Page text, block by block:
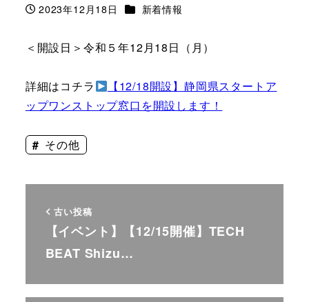
投稿日
2023年12月18日 カテゴリー
新着情報
＜開設日＞令和５年12月18日（月）
詳細はコチラ
【12/18開設】静岡県スタートア
ップワンストップ窓口を開設します！
その他
古い投稿
【イベント】【12/15開催】TECH
BEAT Shizu…